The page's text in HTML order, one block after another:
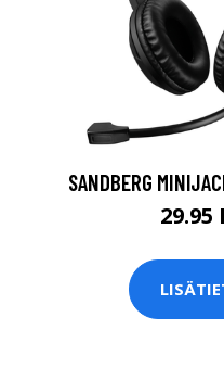
SANDBERG
29.95